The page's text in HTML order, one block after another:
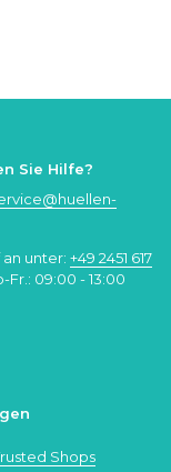
Sie Hilfe?
unter: +49 2451 617
Fr.: 09:00 - 13:00
Shops